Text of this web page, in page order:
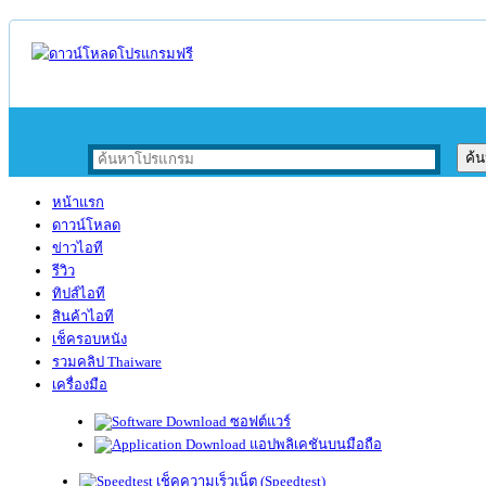
หน้าแรก
ดาวน์โหลด
ข่าวไอที
รีวิว
ทิปส์ไอที
สินค้าไอที
เช็ครอบหนัง
รวมคลิป Thaiware
เครื่องมือ
ซอฟต์แวร์
แอปพลิเคชันบนมือถือ
เช็คความเร็วเน็ต (Speedtest)